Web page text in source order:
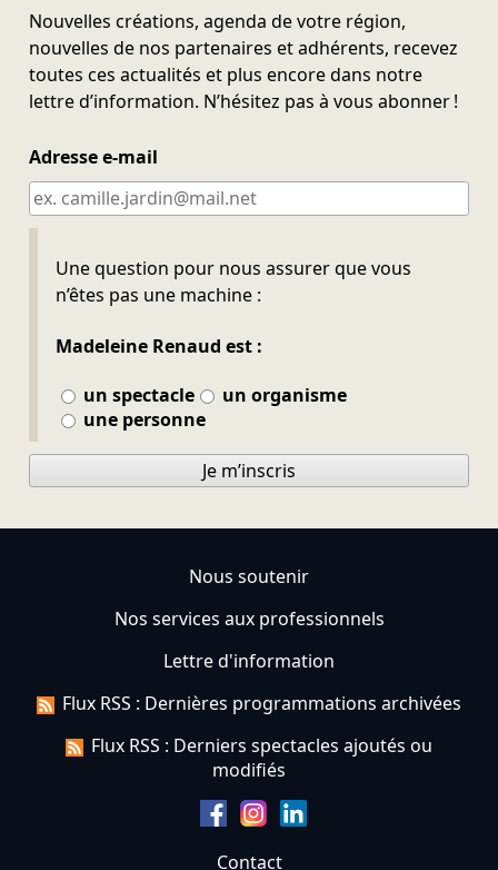
Nouvelles créations, agenda de votre région,
nouvelles de nos partenaires et adhérents, recevez
toutes ces actualités et plus encore dans notre
lettre d’information. N’hésitez pas à vous abonner !
Adresse e-mail
Une question pour nous assurer que vous
n’êtes pas une machine :
Madeleine Renaud est :
un spectacle
un organisme
une personne
Ne pas remplir
Je m’inscris
Nous soutenir
Nos services aux professionnels
Lettre d'information
Flux RSS : Dernières programmations archivées
Flux RSS : Derniers spectacles ajoutés ou
modifiés
Contact